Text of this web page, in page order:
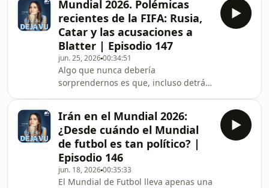
legendaria historia del trofeo del
mundial. En 1966, antes del Mundial
de Inglaterra, la Copa Jules Rimet fue
robada de una exposición en Londres,
pero un perro llamado Pickles la
encontró días después,
convirtiéndose en un héroe nacional.
Tras conquistar su terc
Mundial 2026. Polémicas
recientes de la FIFA: Rusia,
Catar y las acusaciones a
Blatter | Episodio 147
jun. 25, 202600:34:51
Algo que nunca debería
sorprendernos es que, incluso detrás
futbol. Desde las iniciativas militares
de Estados Unidos hasta las
restrictivas políticas que han
perjudicado a jugadores y a sus
equipos. Pero la selección de las
sedes ha sido polémica en las últimas
Irán en el Mundial 2026:
¿Desde cuándo el Mundial
de futbol es tan político? |
Episodio 146
jun. 18, 202600:35:33
El Mundial de Futbol lleva apenas una